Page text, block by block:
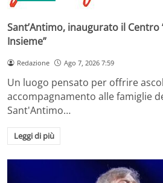
Sant’Antimo, inaugurato il Centro
Insieme”
Redazione Ago 7, 2026 7:59
Un luogo pensato per offrire
accompagnamento alle famiglie
Sant'Antimo…
Leggi di più